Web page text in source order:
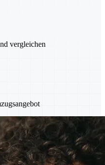
vergleichen